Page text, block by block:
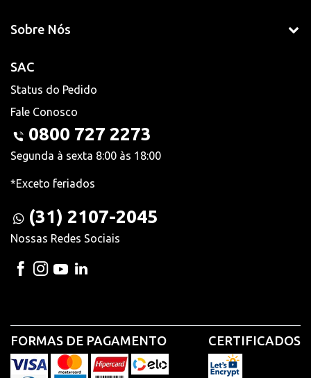
Sobre Nós
SAC
Status do Pedido
Fale Conosco
0800 727 2273
Segunda à sexta 8:00 às 18:00
*Exceto feriados
(31) 2107-2045
Nossas Redes Sociais
FORMAS DE PAGAMENTO CERTIFICADOS